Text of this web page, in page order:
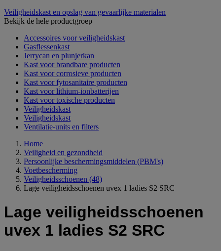
Veiligheidskast en opslag van gevaarlijke materialen
Bekijk de hele productgroep
Accessoires voor veiligheidskast
Gasflessenkast
Jerrycan en plunjerkan
Kast voor brandbare producten
Kast voor corrosieve producten
Kast voor fytosanitaire producten
Kast voor lithium-ionbatterijen
Kast voor toxische producten
Veiligheidskast
Veiligheidskast
Ventilatie-units en filters
Home
Veiligheid en gezondheid
Persoonlijke beschermingsmiddelen (PBM's)
Voetbescherming
Veiligheidsschoenen (48)
Lage veiligheidsschoenen uvex 1 ladies S2 SRC
Lage veiligheidsschoenen
uvex 1 ladies S2 SRC